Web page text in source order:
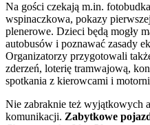
Na gości czekają m.in.
wspinaczkowa, pokazy
plenerowe. Dzieci będą mogły
autobusów i poznawać zasady
Organizatorzy przygotowali
zderzeń, loterię tramwajową,
spotkania z kierowcami i
Nie zabraknie też wyjątkowych
komunikacji. Zabytkowe